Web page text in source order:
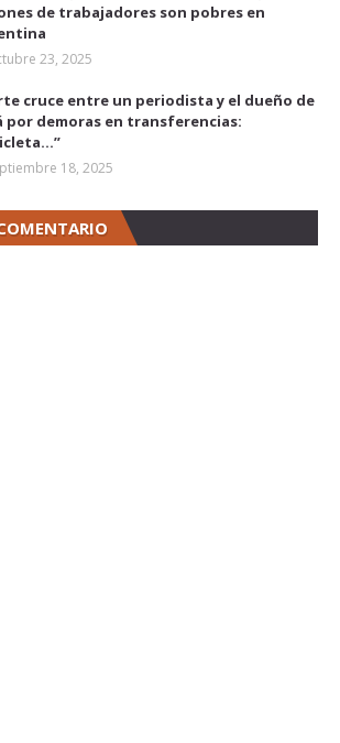
de trabajadores son pobres en
23, 2025
cruce entre un periodista y el dueño de
por demoras en transferencias:
18, 2025